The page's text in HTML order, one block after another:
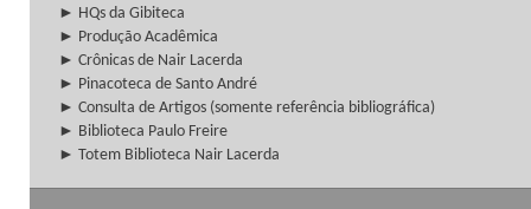
► HQs da Gibiteca
► Produção Acadêmica
► Crônicas de Nair Lacerda
► Pinacoteca de Santo André
► Consulta de Artigos (somente referência bibliográfica)
► Biblioteca Paulo Freire
► Totem Biblioteca Nair Lacerda